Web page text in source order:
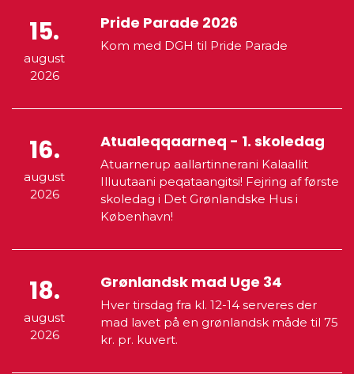
15.
august
2026
Pride Parade 2026
Kom med DGH til Pride Parade
16.
august
2026
Atualeqqaarneq - 1. skoledag
Atuarnerup aallartinnerani Kalaallit
Illuutaani peqataangitsi! Fejring af første
skoledag i Det Grønlandske Hus i
København!
18.
august
2026
Grønlandsk mad Uge 34
Hver tirsdag fra kl. 12-14 serveres der
mad lavet på en grønlandsk måde til 75
kr. pr. kuvert.